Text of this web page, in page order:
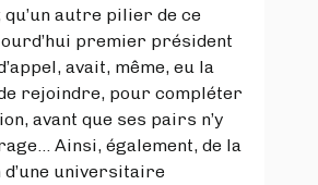
autre pilier de ce
premier président
avait, même, eu la
rejoindre, pour compléter
avant que ses pairs n’y
Ainsi, également, de la
universitaire